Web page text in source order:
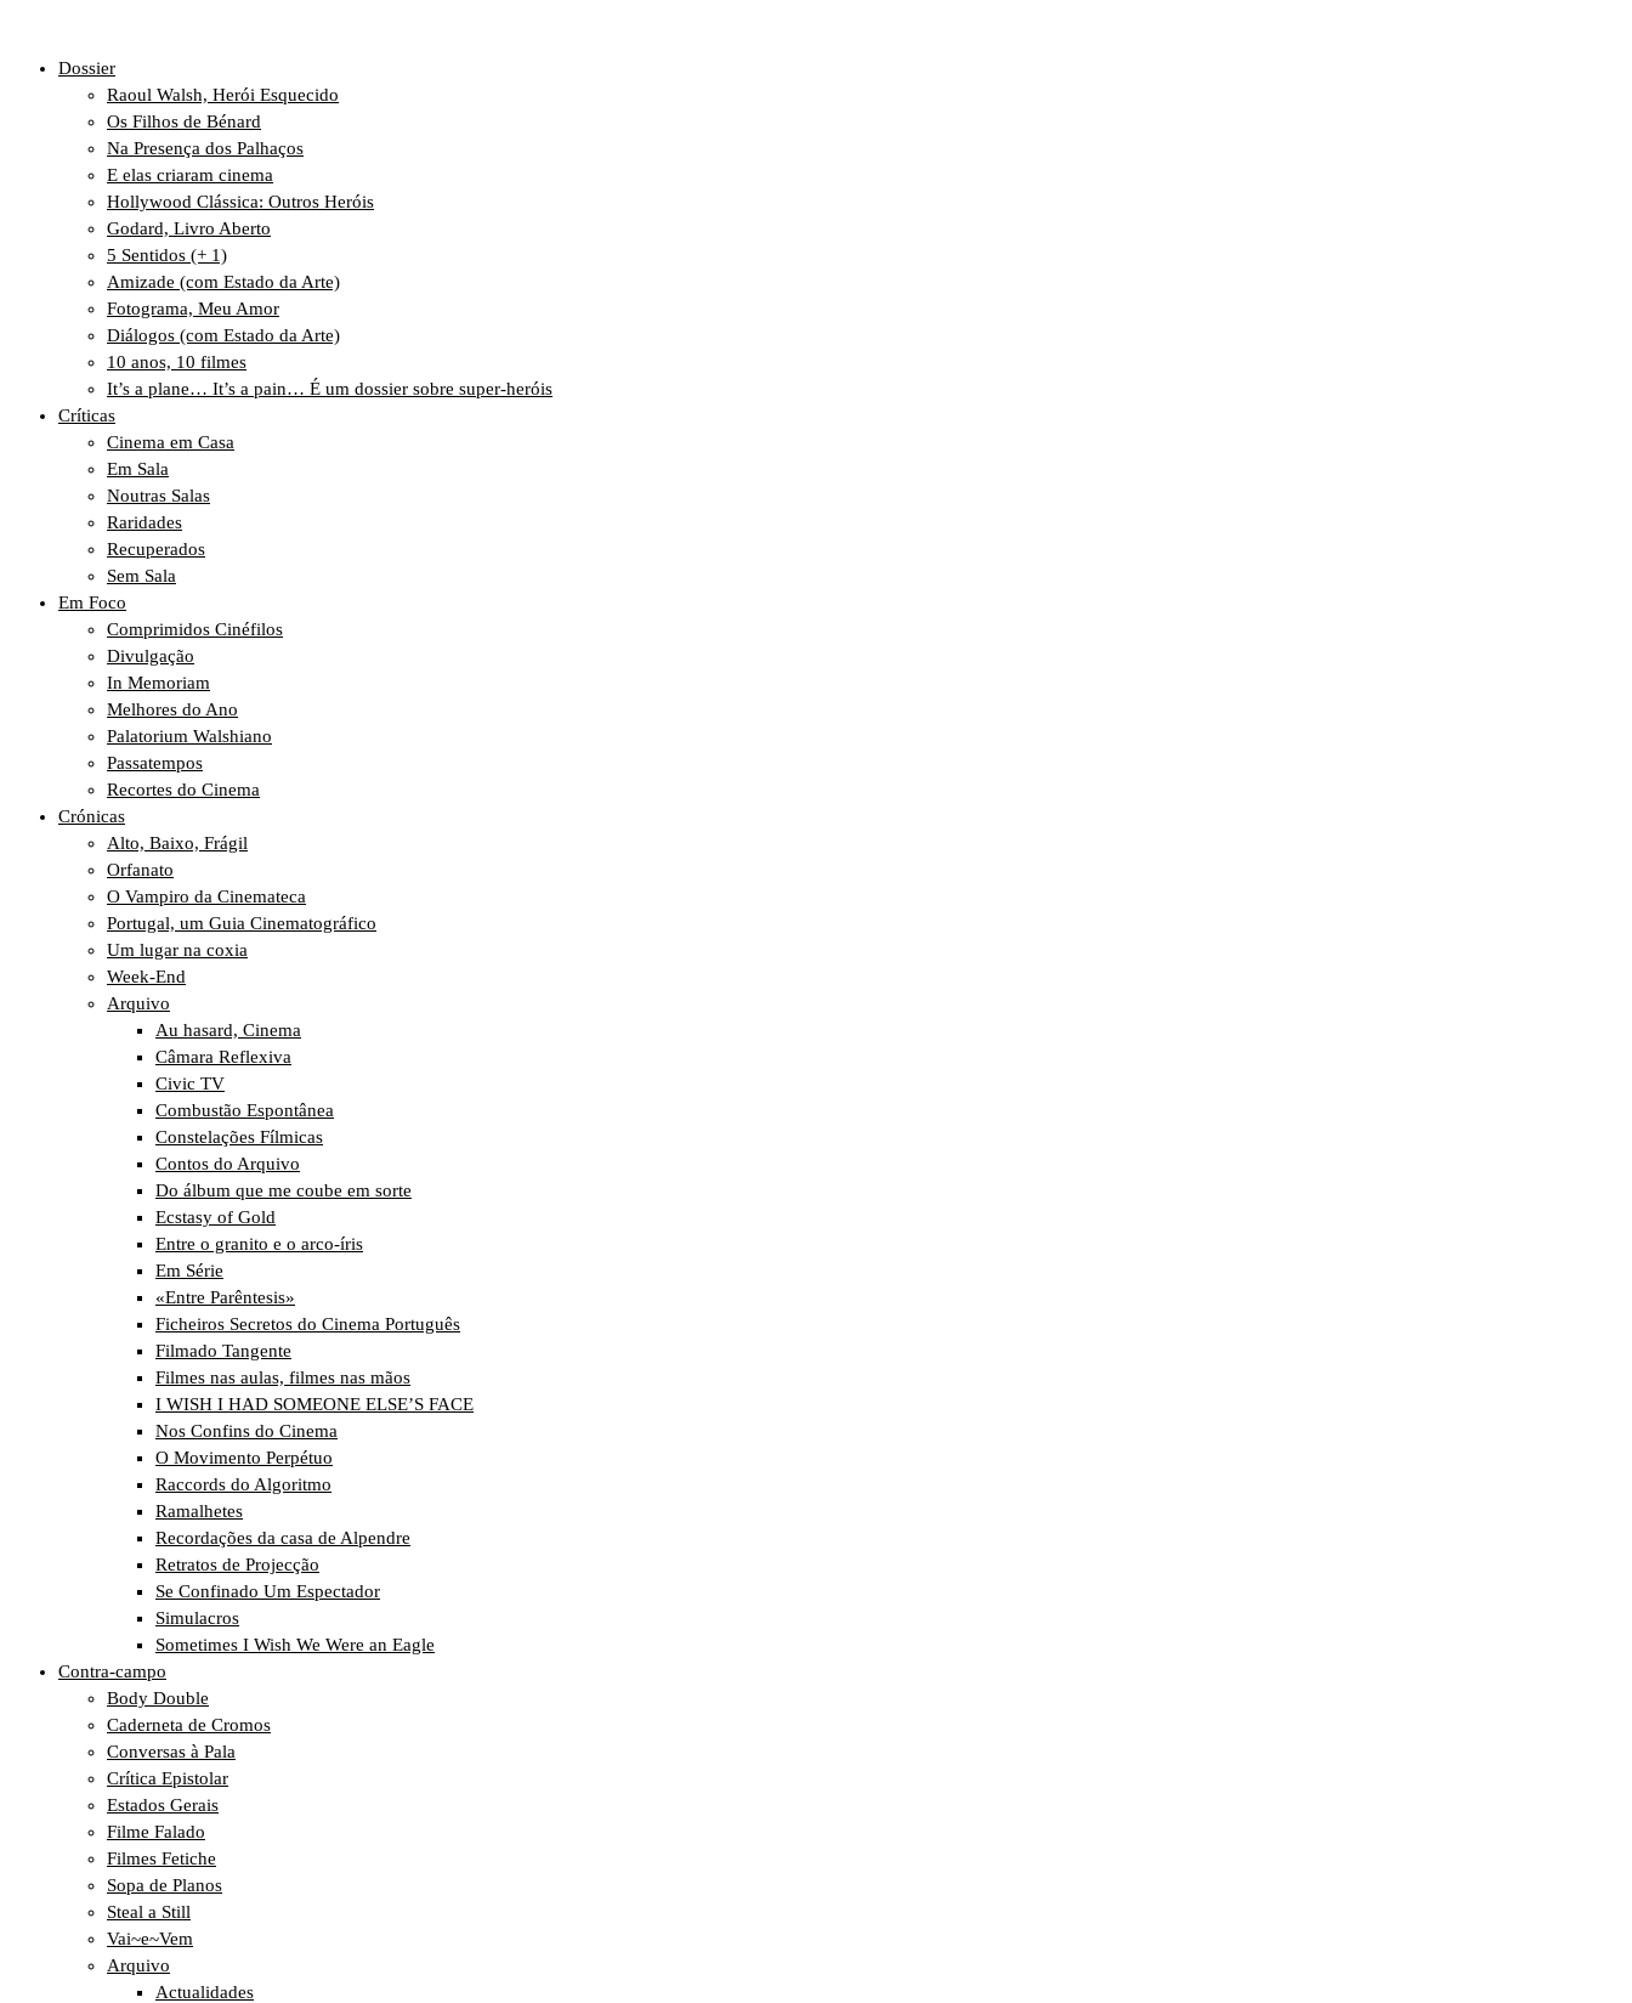
Dossier
Raoul Walsh, Herói Esquecido
Os Filhos de Bénard
Na Presença dos Palhaços
E elas criaram cinema
Hollywood Clássica: Outros Heróis
Godard, Livro Aberto
5 Sentidos (+ 1)
Amizade (com Estado da Arte)
Fotograma, Meu Amor
Diálogos (com Estado da Arte)
10 anos, 10 filmes
It’s a plane… It’s a pain… É um dossier sobre super-heróis
Críticas
Cinema em Casa
Em Sala
Noutras Salas
Raridades
Recuperados
Sem Sala
Em Foco
Comprimidos Cinéfilos
Divulgação
In Memoriam
Melhores do Ano
Palatorium Walshiano
Passatempos
Recortes do Cinema
Crónicas
Alto, Baixo, Frágil
Orfanato
O Vampiro da Cinemateca
Portugal, um Guia Cinematográfico
Um lugar na coxia
Week-End
Arquivo
Au hasard, Cinema
Câmara Reflexiva
Civic TV
Combustão Espontânea
Constelações Fílmicas
Contos do Arquivo
Do álbum que me coube em sorte
Ecstasy of Gold
Entre o granito e o arco-íris
Em Série
«Entre Parêntesis»
Ficheiros Secretos do Cinema Português
Filmado Tangente
Filmes nas aulas, filmes nas mãos
I WISH I HAD SOMEONE ELSE’S FACE
Nos Confins do Cinema
O Movimento Perpétuo
Raccords do Algoritmo
Ramalhetes
Recordações da casa de Alpendre
Retratos de Projecção
Se Confinado Um Espectador
Simulacros
Sometimes I Wish We Were an Eagle
Contra-campo
Body Double
Caderneta de Cromos
Conversas à Pala
Crítica Epistolar
Estados Gerais
Filme Falado
Filmes Fetiche
Sopa de Planos
Steal a Still
Vai~e~Vem
Arquivo
Actualidades